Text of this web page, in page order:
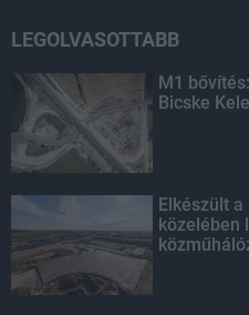
LEGOLVASOTTABB
M1
Bicske
Elkészült
közelében